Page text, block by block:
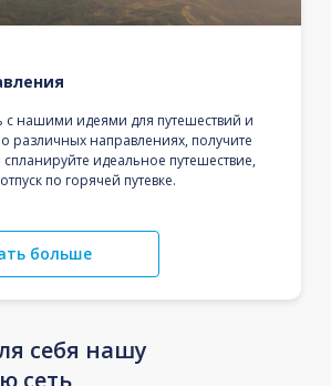
с нашими идеями для путешествий и
различных направлениях, получите
идеальное путешествие,
по горячей путевке.
больше
себя нашу